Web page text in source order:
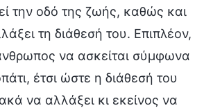
την οδό της ζωής, καθώς και
τη διάθεσή του. Επιπλέον,
να ασκείται σύμφωνα
έτσι ώστε η διάθεσή του
να αλλάξει κι εκείνος να